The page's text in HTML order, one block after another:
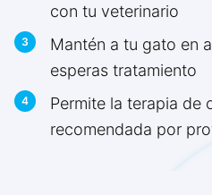
con tu veterinario
Mantén a tu gato en
esperas tratamiento
Permite la terapia de
recomendada por